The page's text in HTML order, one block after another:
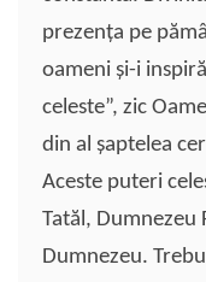
prezenţa pe
oameni şi-i
celeste”, zic
din al şaptelea
Aceste puteri
Tatăl, Dumnezeu
Dumnezeu.